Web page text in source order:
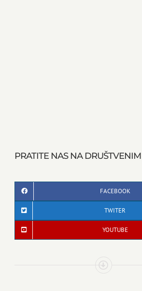
PRATITE NAS NA
FACEBOOK
TWITER
YOUTUBE